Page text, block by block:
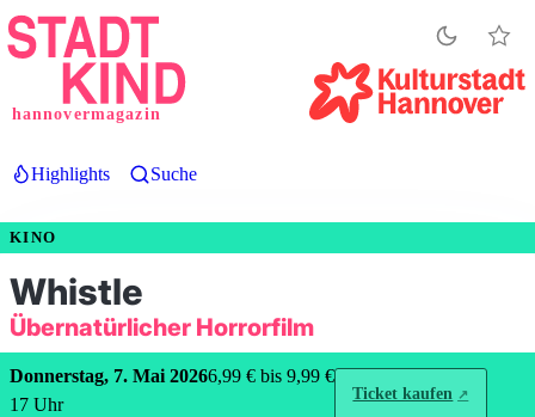
Direkt
zum
hannovermagazin
Highlights Suche
KINO
Whistle
Übernatürlicher Horrorfilm
Donnerstag, 7. Mai 2026
17 Uhr
6,99 € bis 9,99 €
Ticket kaufen